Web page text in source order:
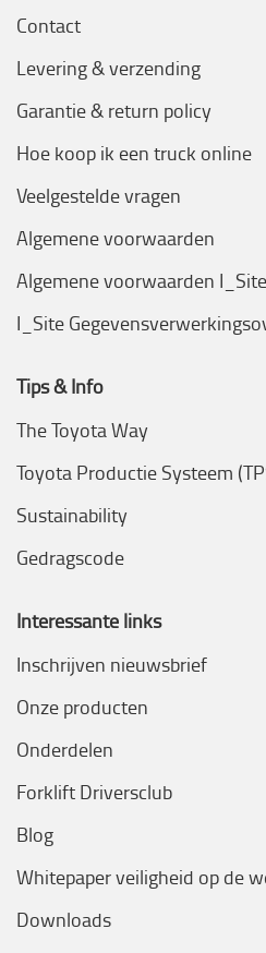
Contact
Levering & verzending
Garantie & return policy
Hoe koop ik een truck online
Veelgestelde vragen
Algemene voorwaarden
Algemene voorwaarden I_Site
I_Site
Tips & Info
The Toyota Way
Toyota Productie Systeem
Sustainability
Gedragscode
Interessante links
Inschrijven nieuwsbrief
Onze producten
Onderdelen
Forklift Driversclub
Blog
Whitepaper veiligheid op de
Downloads